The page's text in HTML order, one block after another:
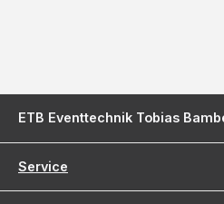
ETB Eventtechnik Tobias
Service